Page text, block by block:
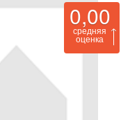
0,00
средняя
оценка